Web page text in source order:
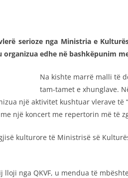
serioze nga Ministria e
organizua edhe në bashkëpunim
Na kishte marrë malli të
tam-tamet e xhunglave.
një aktivitet kushtuar vlerave
një koncert me repertorin më të
kulturore të Ministrisë së
nga QKVF, u mendua të